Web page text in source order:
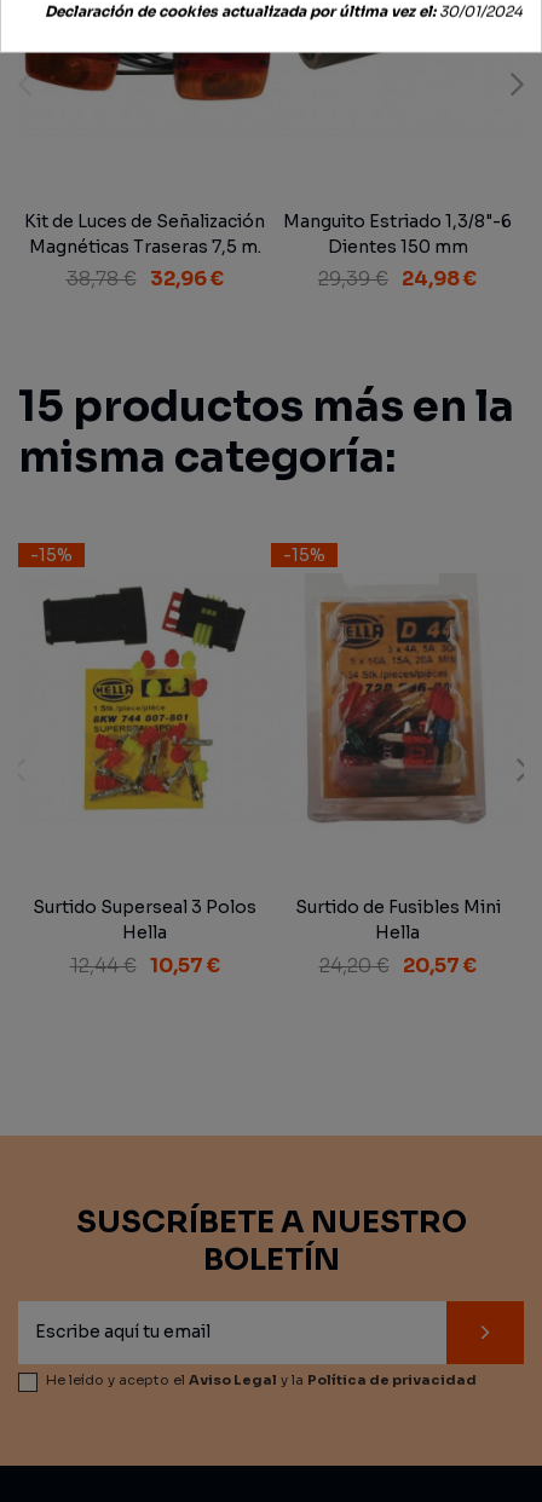
Kit de Luces de Señalización
Magnéticas Traseras 7,5 m.
38,78 € 32,96 €
Manguito Estriado 1,3/8"-6
Dientes 150 mm
29,39 € 24,98 €
15 productos más en la
misma categoría:
-15%
Surtido Superseal 3 Polos
Hella
12,44 € 10,57 €
-15%
Surtido de Fusibles Mini
Hella
24,20 € 20,57 €
SUSCRÍBETE A NUESTRO
BOLETÍN
He leído y acepto el Aviso Legal y la Política de privacidad
Declaración de cookies actualizada por última vez el:30/01/2024